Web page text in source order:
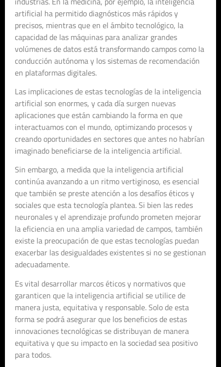
artificial ha permitido diagnósticos más rápidos y
precisos, mientras que en el ámbito tecnológico, la
capacidad de las máquinas para analizar grandes
volúmenes de datos está transformando campos como la
conducción autónoma y los sistemas de recomendación
en plataformas digitales.
Las implicaciones de estas tecnologías de la inteligencia
artificial son enormes, y cada día surgen nuevas
aplicaciones que están cambiando la forma en que
interactuamos con el mundo, optimizando procesos y
creando oportunidades en sectores que antes no habrían
imaginado beneficiarse de la inteligencia artificial.
Sin embargo, a medida que la inteligencia artificial
continúa avanzando a un ritmo vertiginoso, es esencial
que también se preste atención a los desafíos éticos y
sociales que esta tecnología plantea. Si bien las redes
neuronales y el aprendizaje profundo prometen mejorar
la eficiencia en una amplia variedad de campos, también
existe la preocupación de que estas tecnologías puedan
exacerbar las desigualdades existentes si no se gestionan
adecuadamente.
Es vital desarrollar marcos éticos y normativos que
garanticen que la inteligencia artificial se utilice de
manera justa, equitativa y responsable. Solo de esta
forma se podrá asegurar que los beneficios de estas
innovaciones tecnológicas se distribuyan de manera
equitativa y que su impacto en la sociedad sea positivo
para todos.